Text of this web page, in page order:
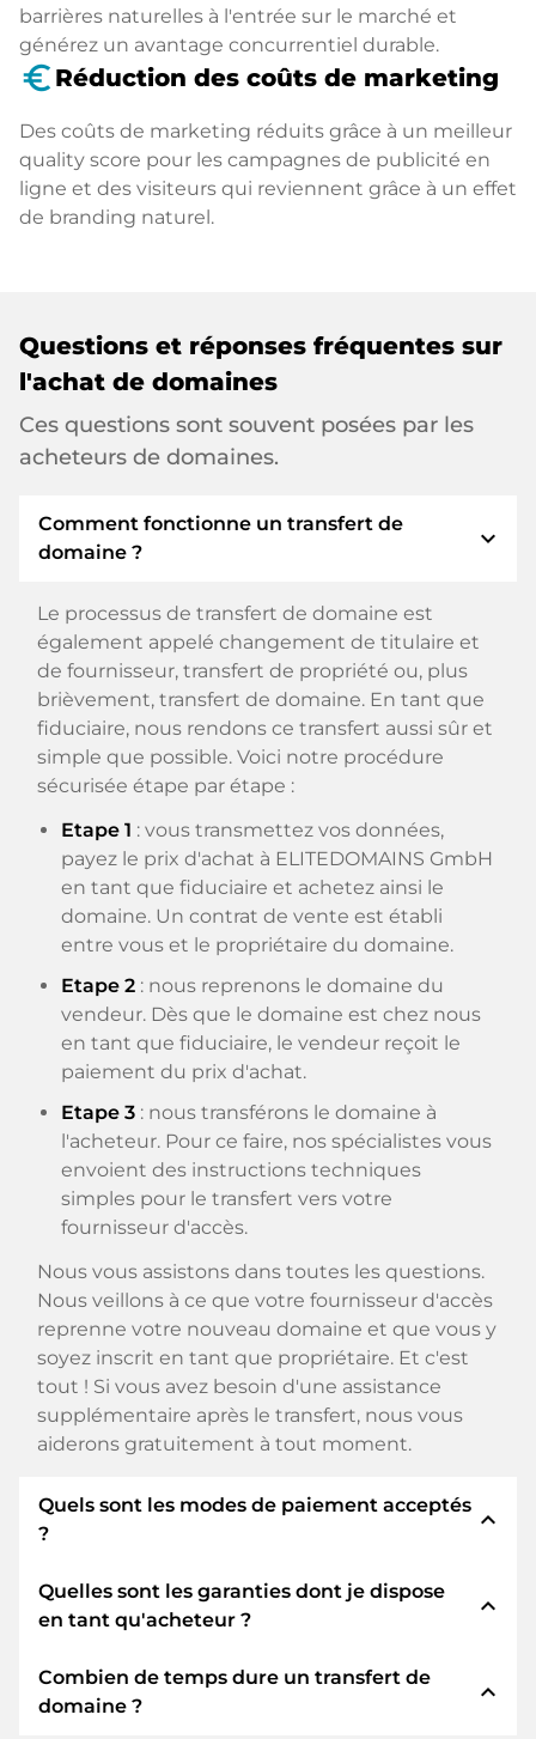
barrières naturelles à l'entrée sur le marché et
générez un avantage concurrentiel durable.
euro_symbol Réduction des coûts de marketing
Des coûts de marketing réduits grâce à un meilleur
quality score pour les campagnes de publicité en
ligne et des visiteurs qui reviennent grâce à un effet
de branding naturel.
Questions et réponses fréquentes sur
l'achat de domaines
Ces questions sont souvent posées par les
acheteurs de domaines.
Comment fonctionne un transfert de
domaine ?
expand_more
Le processus de transfert de domaine est
également appelé changement de titulaire et
de fournisseur, transfert de propriété ou, plus
brièvement, transfert de domaine. En tant que
fiduciaire, nous rendons ce transfert aussi sûr et
simple que possible. Voici notre procédure
sécurisée étape par étape :
Etape 1 : vous transmettez vos données,
payez le prix d'achat à ELITEDOMAINS GmbH
en tant que fiduciaire et achetez ainsi le
domaine. Un contrat de vente est établi
entre vous et le propriétaire du domaine.
Etape 2 : nous reprenons le domaine du
vendeur. Dès que le domaine est chez nous
en tant que fiduciaire, le vendeur reçoit le
paiement du prix d'achat.
Etape 3 : nous transférons le domaine à
l'acheteur. Pour ce faire, nos spécialistes vous
envoient des instructions techniques
simples pour le transfert vers votre
fournisseur d'accès.
Nous vous assistons dans toutes les questions.
Nous veillons à ce que votre fournisseur d'accès
reprenne votre nouveau domaine et que vous y
soyez inscrit en tant que propriétaire. Et c'est
tout ! Si vous avez besoin d'une assistance
supplémentaire après le transfert, nous vous
aiderons gratuitement à tout moment.
Quels sont les modes de paiement acceptés
?
expand_less
Nous utilisons SEPA comme paiement anticipé
et utilisons STRIPE comme prestataire de
paiement disponibles tels que : Cartes de crédit,
PayPal, Klarna, ApplePay, GooglePay, Alipay ou
Quelles sont les garanties dont je dispose
en tant qu'acheteur ?
expand_less
En tant qu'acheteur, nous vous garantissons
toujours les sécurités suivantes. Nous nous en
Combien de temps dure un transfert de
domaine ?
expand_less